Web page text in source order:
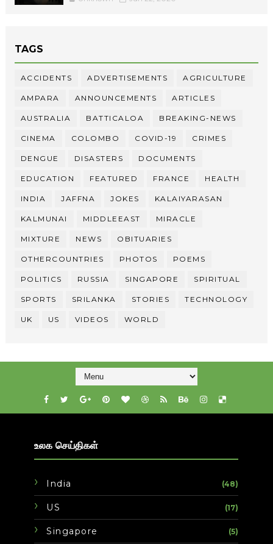
TAGS
ACCIDENTS ADVERTISEMENTS AGRICULTURE
AMPARA ANNOUNCEMENTS ARTICLES
AUSTRALIA BATTICALOA BREAKING-NEWS
CINEMA COLOMBO COVID-19 CRIMES
DENGUE DISASTERS DOCUMENTS
EDUCATION FEATURED FRANCE HEALTH
INDIA JAFFNA JOKES KALAIYARASAN
KALMUNAI MIDDLEEAST MIRACLE
MIXTURE NEWS OBITUARIES
OTHERCOUNTRIES PHOTOS POEMS
POLITICS RUSSIA SINGAPORE SPIRITUAL
SPORTS SRILANKA STORIES TECHNOLOGY
UK US VIDEOS WORLD
உலக செய்திகள்
India (48)
US (17)
Singapore (5)